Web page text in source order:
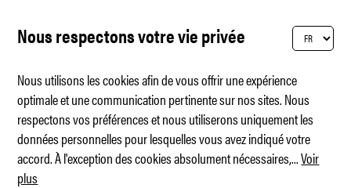
Le nouveau centre de commande du pouvoir
Nous respectons votre vie privée
Nous utilisons les cookies afin de vous offrir une expérience
optimale et une communication pertinente sur nos sites. Nous
respectons vos préférences et nous utiliserons uniquement les
données personnelles pour lesquelles vous avez indiqué votre
accord. À l'exception des cookies absolument nécessaires,...Voir
plus